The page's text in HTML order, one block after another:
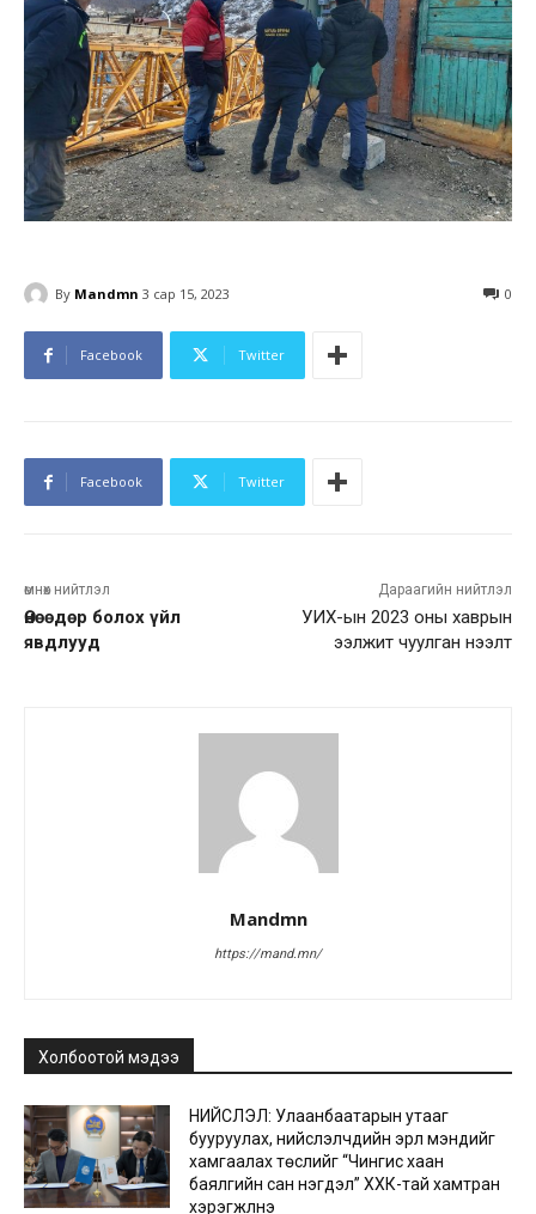
By Mandmn 3 сар 15, 2023 0
Facebook Twitter
Facebook Twitter
өмнөх нийтлэл
Өнөөдөр болох үйл
явдлууд
Дараагийн нийтлэл
УИХ-ын 2023 оны хаврын
ээлжит чуулган нээлт
Mandmn
https://mand.mn/
Холбоотой мэдээ
НИЙСЛЭЛ: Улаанбаатарын утааг
бууруулах, нийслэлчүүдийн эрүүл мэндийг
хамгаалах төслийг “Чингис хаан
баялгийн сан нэгдэл” ХХК-тай хамтран
хэрэгжүүлнэ